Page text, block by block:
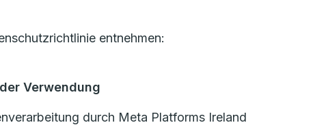
entnehmen:
Verwendung
durch Meta Platforms Ireland